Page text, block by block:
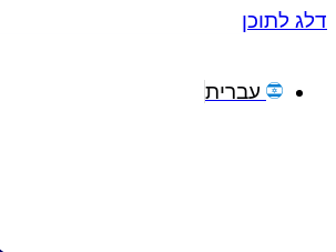
דלג לתוכן
עברית